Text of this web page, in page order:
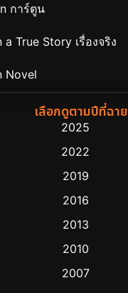
การ์ตูน
a True Story เรื่องจริง
Novel
ชีวิตจริง
งคลาสสิก
ลก
ชญากรรม
เลือกดูตามปีที่ฉาย
2025
2022
2019
2016
2013
2010
2007